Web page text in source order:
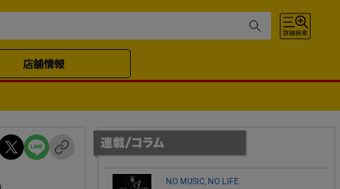
店舗情報
NO MUSIC, NO LIFE.